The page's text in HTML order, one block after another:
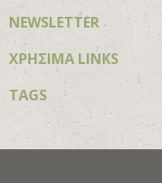
NEWSLETTER
ΧΡΗΣΙΜΑ LINKS
TAGS